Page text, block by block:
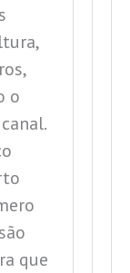
o
que